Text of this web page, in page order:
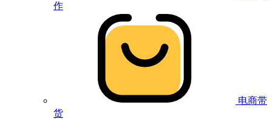
作
电商带
货